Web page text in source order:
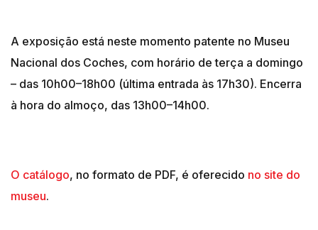
A exposição está neste momento patente no Museu
Nacional dos Coches, com horário de terça a domingo
– das 10h00–18h00 (última entrada às 17h30). Encerra
à hora do almoço, das 13h00–14h00.
O catálogo, no formato de PDF, é oferecido no site do
museu.